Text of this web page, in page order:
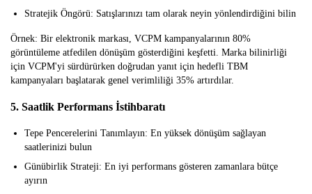
Stratejik Öngörü: Satışlarınızı tam olarak neyin yönlendirdiğini bilin
Örnek: Bir elektronik markası, VCPM kampanyalarının 80%
görüntüleme atfedilen dönüşüm gösterdiğini keşfetti. Marka bilinirliği
için VCPM'yi sürdürürken doğrudan yanıt için hedefli TBM
kampanyaları başlatarak genel verimliliği 35% artırdılar.
5. Saatlik Performans İstihbaratı
Tepe Pencerelerini Tanımlayın: En yüksek dönüşüm sağlayan
saatlerinizi bulun
Günübirlik Strateji: En iyi performans gösteren zamanlara bütçe
ayırın